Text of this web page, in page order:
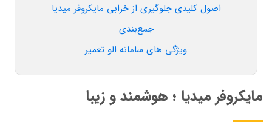
اصول کلیدی جلوگیری از خرابی مایکروفر میدیا
جمع‌بندی
ویژگی های سامانه الو تعمیر
مایکروفر میدیا ؛ هوشمند و زیبا